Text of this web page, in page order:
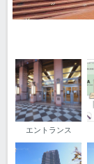
エントランス